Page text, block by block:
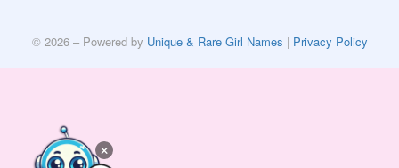
© 2026 – Powered by Unique & Rare Girl Names | Privacy Policy